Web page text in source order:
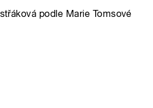
podle Marie Tomsové